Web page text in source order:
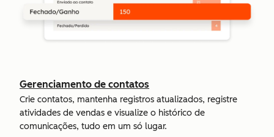
Gerenciamento de contatos
Crie contatos, mantenha registros atualizados, registre
atividades de vendas e visualize o histórico de
comunicações, tudo em um só lugar.